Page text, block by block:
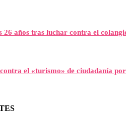
26 años tras luchar contra el
el «turismo» de ciudadanía